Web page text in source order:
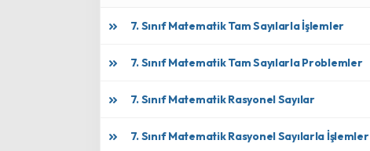
7. Sınıf Matematik Tam Sayılarla İşlemler
7. Sınıf Matematik Tam Sayılarla Problemler
7. Sınıf Matematik Rasyonel Sayılar
7. Sınıf Matematik Rasyonel Sayılarla İşlemler